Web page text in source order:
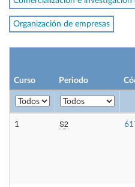
Organización de empresas
Curso Periodo
1 S2